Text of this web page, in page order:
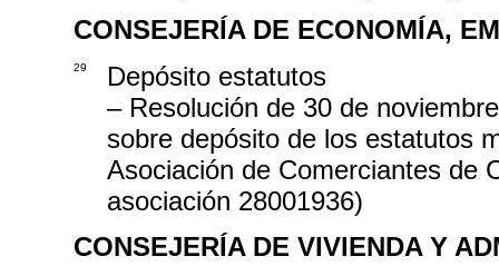
CONSEJERÍA DE ECONOMÍA,
29
Depósito estatutos
– Resolución de 30 de
sobre depósito de los estatutos
Asociación de Comerciantes de
asociación 28001936)
CONSEJERÍA DE VIVIENDA Y